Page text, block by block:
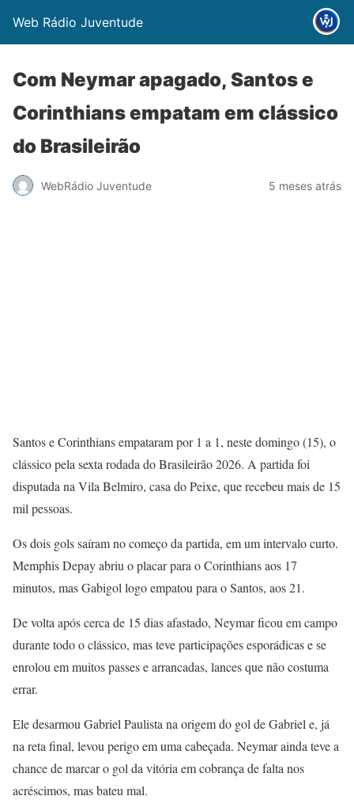
Web Rádio Juventude
Com Neymar apagado, Santos e
Corinthians empatam em clássico
do Brasileirão
WebRádio Juventude 5 meses atrás
Santos e Corinthians empataram por 1 a 1, neste domingo (15), o
clássico pela sexta rodada do Brasileirão 2026. A partida foi
disputada na Vila Belmiro, casa do Peixe, que recebeu mais de 15
mil pessoas.
Os dois gols saíram no começo da partida, em um intervalo curto.
Memphis Depay abriu o placar para o Corinthians aos 17
minutos, mas Gabigol logo empatou para o Santos, aos 21.
De volta após cerca de 15 dias afastado, Neymar ficou em campo
durante todo o clássico, mas teve participações esporádicas e se
enrolou em muitos passes e arrancadas, lances que não costuma
errar.
Ele desarmou Gabriel Paulista na origem do gol de Gabriel e, já
na reta final, levou perigo em uma cabeçada. Neymar ainda teve a
chance de marcar o gol da vitória em cobrança de falta nos
acréscimos, mas bateu mal.